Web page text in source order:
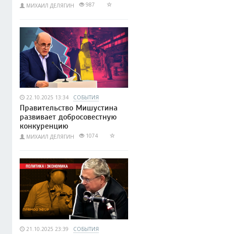
МИХАИЛ ДЕЛЯГИН 987
22.10.2025 13:34 СОБЫТИЯ
Правительство Мишустина
развивает добросовестную
конкуренцию
МИХАИЛ ДЕЛЯГИН 1074
21.10.2025 23:39 СОБЫТИЯ